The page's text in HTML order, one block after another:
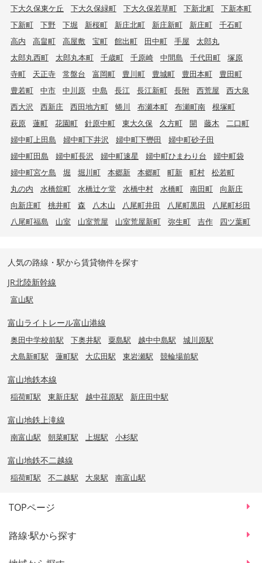
下大久保東ケ丘
下大久保緑町 下大久保若草町 下新北町
下新本町
下新町
下野 下堀 新桜町 新庄北町 新庄新町 新庄町
千石町
高内
高畠町 高屋敷 宝町 館出町 田中町 手屋
太郎丸
太郎丸西町
太郎丸本町 千歳町 千原崎 中間島 千代田町
塚原
寺町
天正寺 常盤台 富岡町 豊川町 豊城町 豊田本町
豊田町
豊若町
中市 中川原 中島 長江 長江新町 長附 西荒屋
西大泉
西大沢
西新庄 西田地方町 蜷川 布瀬本町 布瀬町南
根塚町
萩原
蓮町 花園町 針原中町 東大久保 久方町 開 藤木
二口町
婦中町上田島
婦中町下井沢 婦中町下轡田
婦中町砂子田
婦中町田島
婦中町長沢 婦中町速星 婦中町ひまわり台
婦中町袋
婦中町宮ケ島
堀 堀川町 本郷新 本郷町 町新 町村
松若町
丸の内
水橋舘町 水橋辻ケ堂 水橋中村 水橋町 南田町
向新庄
向新庄町
桃井町 森 八木山 八尾町井田 八尾町黒田
八尾町杉田
八尾町福島
山室 山室荒屋 山室荒屋新町 弥生町 吉作 四ツ葉町
人気の路線・駅から賃貸物件を探す
JR北陸新幹線
富山駅
富山ライトレール富山港線
奥田中学校前駅 下奥井駅 粟島駅 越中中島駅
城川原駅
犬島新町駅
蓮町駅 大広田駅 東岩瀬駅 競輪場前駅
富山地鉄本線
稲荷町駅 東新庄駅 越中荏原駅 新庄田中駅
富山地鉄上滝線
南富山駅 朝菜町駅 上堀駅 小杉駅
富山地鉄不二越線
稲荷町駅 不二越駅 大泉駅 南富山駅
TOPページ
路線·駅から探す